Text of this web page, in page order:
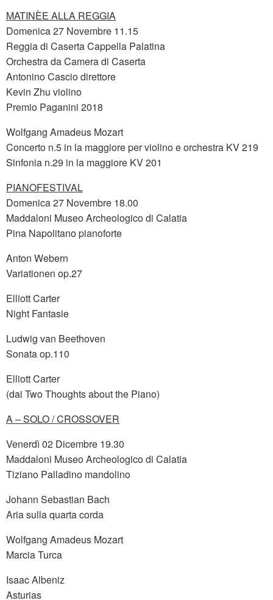
MATINÈE ALLA REGGIA
Domenica 27 Novembre 11.15
Reggia di Caserta Cappella Palatina
Orchestra da Camera di Caserta
Antonino Cascio direttore
Kevin Zhu violino
Premio Paganini 2018
Wolfgang Amadeus Mozart
Concerto n.5 in la maggiore per violino e orchestra KV 219
Sinfonia n.29 in la maggiore KV 201
PIANOFESTIVAL
Domenica 27 Novembre 18.00
Maddaloni Museo Archeologico di Calatia
Pina Napolitano pianoforte
Anton Webern
Variationen op.27
Elliott Carter
Night Fantasie
Ludwig van Beethoven
Sonata op.110
Elliott Carter
(dai Two Thoughts about the Piano)
A – SOLO / CROSSOVER
Venerdì 02 Dicembre 19.30
Maddaloni Museo Archeologico di Calatia
Tiziano Palladino mandolino
Johann Sebastian Bach
Aria sulla quarta corda
Wolfgang Amadeus Mozart
Marcia Turca
Isaac Albeniz
Asturias